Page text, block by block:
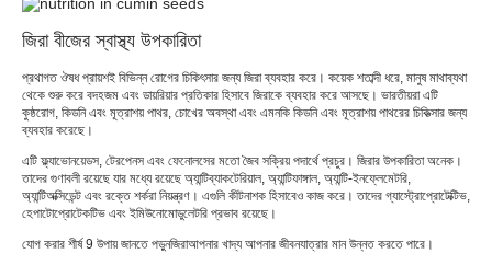
জিরা বীজের স্বাস্থ্য উপকারিতা
প্রথাগত ঔষধ প্রায়শই বিভিন্ন রোগের চিকিৎসার জন্য জিরা ব্যবহার করে। কয়েক শতাব্দী ধরে, মানুষ মাথাব্যথা
থেকে শুরু করে বদহজম এবং ডায়রিয়ার প্রতিকার হিসাবে জিরাকে ব্যবহার করে আসছে। ভারতীয়রা এটি
কুষ্ঠরোগ, কিডনি এবং মূত্রাশয় পাথর, চোখের অবস্থা এবং এমনকি কিডনি এবং মূত্রাশয় পাথরের চিকিত্সার জন্য
ব্যবহার করেছে।
এটি ফ্ল্যাভোনয়েডস, টেরপেনস এবং ফেনোলসের মতো জৈব সক্রিয় পদার্থে প্রচুর। জিরার উপকারিতা অনেক।
তাদের গুণাবলী রয়েছে যার মধ্যে রয়েছে অ্যান্টিব্যাকটেরিয়াল, অ্যান্টিফাঙ্গাল, অ্যান্টি-ইনফ্লেমেটরি,
অ্যান্টিঅক্সিডেন্ট এবং রক্তে শর্করা নিয়ন্ত্রণ। এগুলি কীটনাশক হিসাবেও কাজ করে। তাদের গ্যাস্ট্রোপ্রোটেক্টিভ,
হেপাটোপ্রোটেকটিভ এবং ইমিউনোমোডুলেটরি প্রভাব রয়েছে।
যোগ করার শীর্ষ 9 উপায় জানতে পড়ুনজিরাআপনার খাদ্য আপনার জীবনযাত্রার মান উন্নত করতে পারে।